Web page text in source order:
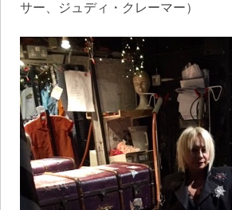
サー、ジュディ・クレーマー）